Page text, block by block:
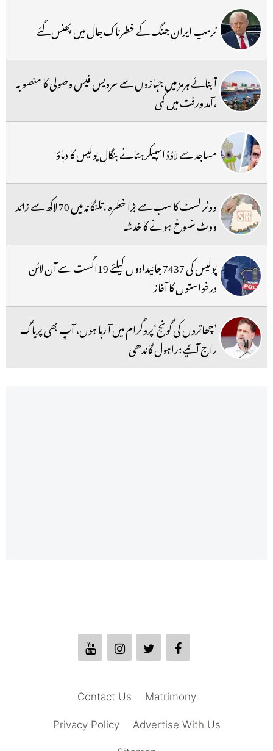
ٹرمپ ایران جنگ کے خطرناک جال میں پھنس گئے
آبنائے ہرمز میں جہازوں سے سرویس فیس وصولی کا منصوبہ
،آمد ورفت میں کمی
مساجد سے لاؤڈ اسپیکر ہٹانے بنگال پولیس کا دباؤ
ووٹر لسٹ کا سب سے بڑا خطرہ ،تلنگانہ میں 70 لاکھ سے زائد
ووٹ منسوخ ہونے کا خدشہ
پولیس کی 7437 جائیدادوں کیلئے 19اگست سے آن لائن
درخواستوں کا آغاز
’چھاتروں کی گونج‘پروگرام میں آ رہا ہوں، آپ بھی پریاگ
راج آئیے :راہول گاندھی
Matrimony
Contact Us
Advertise With Us
Privacy Policy